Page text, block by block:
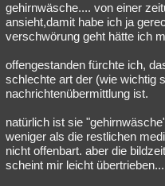
gehirnwäsche.... von einer
ansieht,damit habe ich ja
verschwörung geht hätte ich
offengestanden fürchte ich,
schlechte art der (wie wichtig
nachrichtenübermittlung ist.
natürlich ist sie
weniger als die restlichen
nicht offenbart. aber die
scheint mir leicht übertrieben...